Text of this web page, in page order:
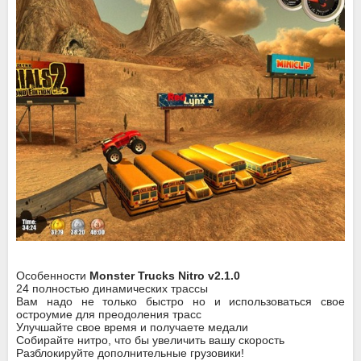
Особенности Monster Trucks Nitro v2.1.0
24 полностью динамических трассы
Вам надо не только быстро но и использоваться свое
остроумие для преодоления трасс
Улучшайте свое время и получаете медали
Собирайте нитро, что бы увеличить вашу скорость
Разблокируйте дополнительные грузовики!